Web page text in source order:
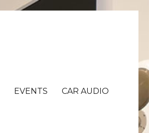
EVENTS CAR AUDIO